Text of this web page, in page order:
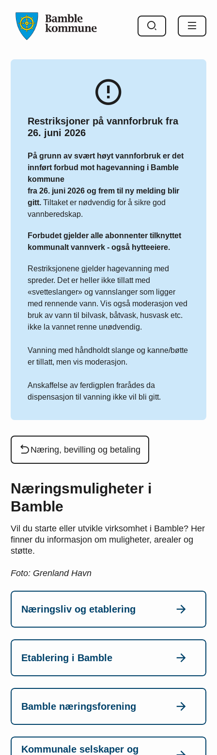
Restriksjoner på vannforbruk fra
26. juni 2026
På grunn av svært høyt vannforbruk er det
innført forbud mot hagevanning i Bamble
kommune
fra 26. juni 2026 og frem til ny melding blir
gitt.Tiltaket er nødvendig for å sikre god
vannberedskap.
Forbudet gjelder alle abonnenter tilknyttet
kommunalt vannverk - også hytteeiere.
Restriksjonene gjelder hagevanning med
spreder. Det er heller ikke tillatt med
«svetteslanger» og vannslanger som ligger
med rennende vann. Vis også moderasjon ved
bruk av vann til bilvask, båtvask, husvask etc.
ikke la vannet renne unødvendig.
Vanning med håndholdt slange og kanne/bøtte
er tillatt, men vis moderasjon.
Anskaffelse av ferdigplen frarådes da
dispensasjon til vanning ikke vil bli gitt.
Du er her:
Næring, bevilling og betaling
Næringsmuligheter i
Bamble
Vil du starte eller utvikle virksomhet i Bamble? Her
finner du informasjon om muligheter, arealer og
støtte.
Foto: Grenland Havn
Næringsliv og etablering
Etablering i Bamble
Bamble næringsforening
Kommunale selskaper og